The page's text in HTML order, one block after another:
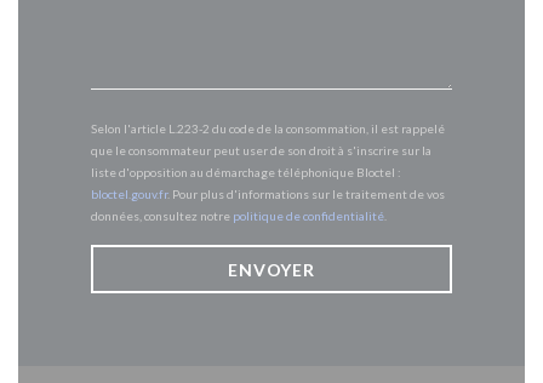
Selon l'article L.223-2 du code de la consommation, il est rappelé
que le consommateur peut user de son droit à s'inscrire sur la
liste d'opposition au démarchage téléphonique Bloctel :
bloctel.gouv.fr. Pour plus d'informations sur le traitement de vos
données, consultez notre politique de confidentialité